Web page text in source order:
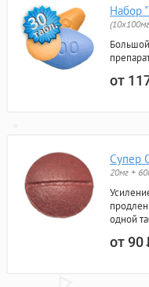
Набор
от
Супер
20мг +
одной
от 90